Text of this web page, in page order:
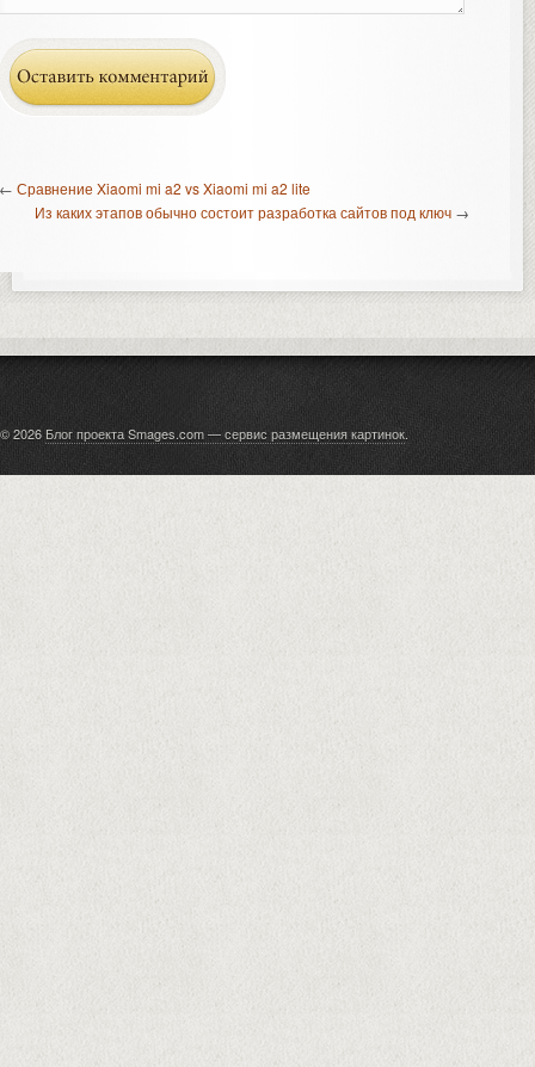
Сравнение Xiaomi mi a2 vs Xiaomi mi a2 lite
Из каких этапов обычно состоит разработка сайтов под ключ →
© 2026 Блог проекта Smages.com — сервис размещения картинок.